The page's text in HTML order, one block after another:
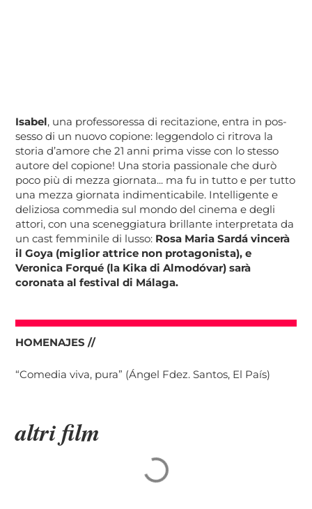
Isabel, una professoressa di recitazione, entra in pos-
sesso di un nuovo copione: leggendolo ci ritrova la
storia d’amore che 21 anni prima visse con lo stesso
autore del copione! Una storia passionale che durò
poco più di mezza giornata... ma fu in tutto e per tutto
una mezza giornata indimenticabile. Intelligente e
deliziosa commedia sul mondo del cinema e degli
attori, con una sceneggiatura brillante interpretata da
un cast femminile di lusso: Rosa Maria Sardá vincerà
il Goya (miglior attrice non protagonista), e
Veronica Forqué (la Kika di Almodóvar) sarà
coronata al festival di Málaga.
HOMENAJES //
“Comedia viva, pura” (Ángel Fdez. Santos, El País)
altri film